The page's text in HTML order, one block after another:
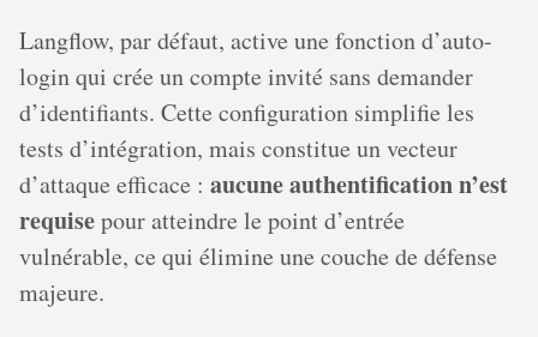
Langflow, par défaut, active une fonction d’auto-
login qui crée un compte invité sans demander
d’identifiants. Cette configuration simplifie les
tests d’intégration, mais constitue un vecteur
d’attaque efficace : aucune authentification n’est
requisepour atteindre le point d’entrée
vulnérable, ce qui élimine une couche de défense
majeure.